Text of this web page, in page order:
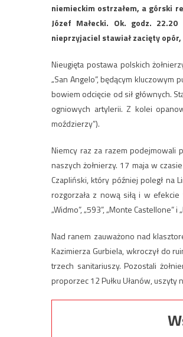
niemieckim ostrzałem, a górski
Józef Małecki. Ok. godz.
nieprzyjaciel stawiał zacięty
Nieugięta postawa polskich
„San Angelo”, będącym
bowiem odcięcie od sił głównych.
ogniowych artylerii. Z kolei
moździerzy”).
Niemcy raz za razem podejmowali
naszych żołnierzy. 17 maja w
Czapliński, który później poległ na
rozgorzała z nową siłą i w
„Widmo”, „593”, „Monte Castellone” i
Nad ranem zauważono nad
Kazimierza Gurbiela, wkroczył do
trzech sanitariuszy. Pozostali
proporzec 12 Pułku Ułanów, uszyty